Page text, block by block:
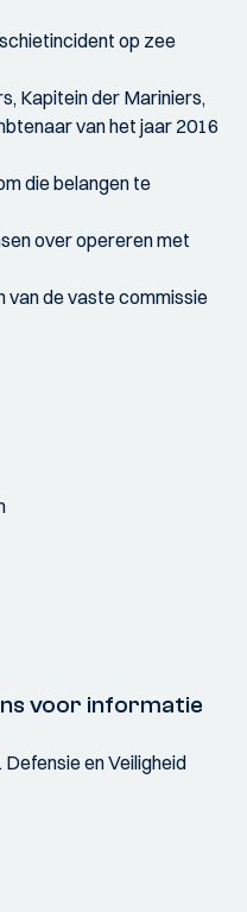
op zee
Kapitein der Mariniers,
van het jaar 2016
die belangen te
over opereren met
van de vaste commissie
voor informatie
en Veiligheid